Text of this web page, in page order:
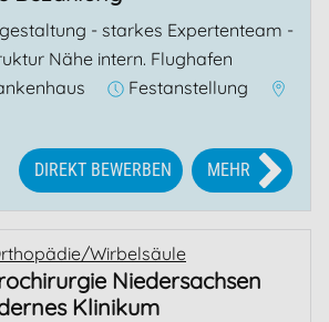
- starkes Expertenteam -
Nähe intern. Flughafen
Festanstellung
MEHR
DIREKT BEWERBEN
Wirbelsäule
Niedersachsen
Klinikum